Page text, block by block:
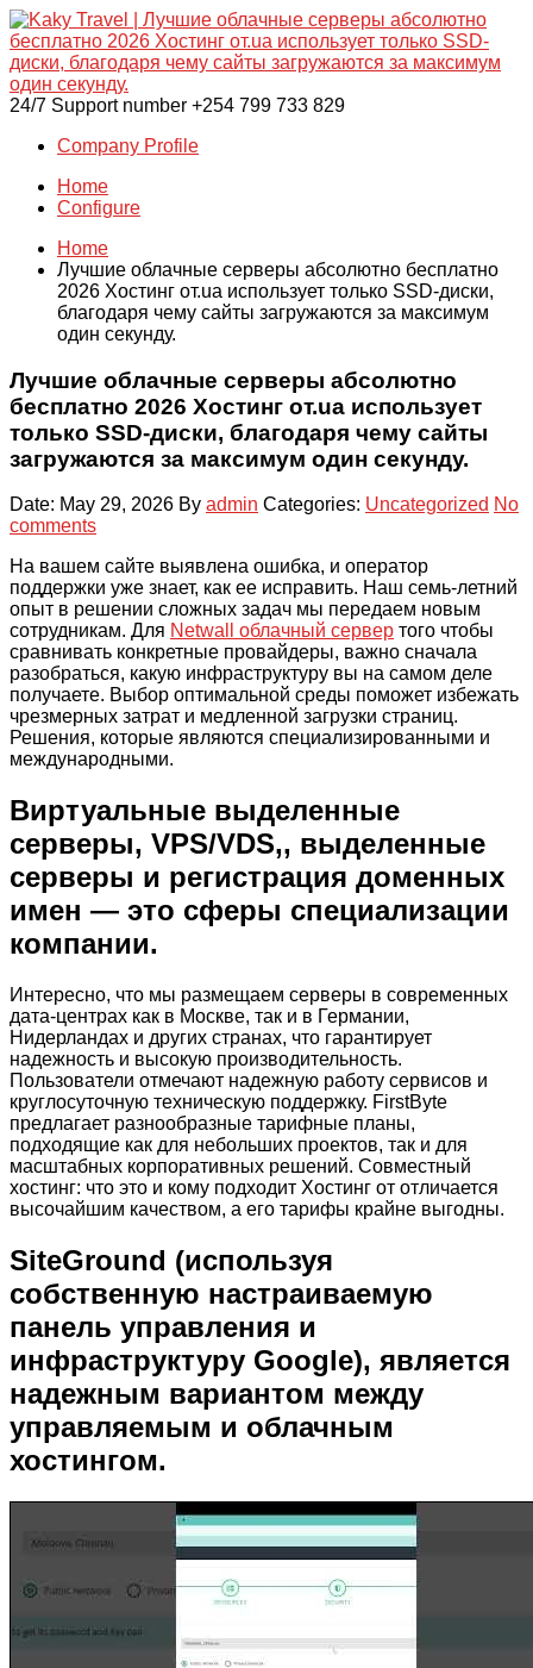
24/7 Support number +254 799 733 829
Company Profile
Home
Configure
Home
Лучшие облачные серверы абсолютно бесплатно
2026 Хостинг от.ua использует только SSD-диски,
благодаря чему сайты загружаются за максимум
один секунду.
Лучшие облачные серверы абсолютно
бесплатно 2026 Хостинг от.ua использует
только SSD-диски, благодаря чему сайты
загружаются за максимум один секунду.
Date: May 29, 2026 By admin Categories: Uncategorized No
comments
На вашем сайте выявлена ошибка, и оператор
поддержки уже знает, как ее исправить. Наш семь-летний
опыт в решении сложных задач мы передаем новым
сотрудникам. Для Netwall облачный сервер того чтобы
сравнивать конкретные провайдеры, важно сначала
разобраться, какую инфраструктуру вы на самом деле
получаете. Выбор оптимальной среды поможет избежать
чрезмерных затрат и медленной загрузки страниц.
Решения, которые являются специализированными и
международными.
Виртуальные выделенные
серверы, VPS/VDS,, выделенные
серверы и регистрация доменных
имен — это сферы специализации
компании.
Интересно, что мы размещаем серверы в современных
дата-центрах как в Москве, так и в Германии,
Нидерландах и других странах, что гарантирует
надежность и высокую производительность.
Пользователи отмечают надежную работу сервисов и
круглосуточную техническую поддержку. FirstByte
предлагает разнообразные тарифные планы,
подходящие как для небольших проектов, так и для
масштабных корпоративных решений. Совместный
хостинг: что это и кому подходит Хостинг от отличается
высочайшим качеством, а его тарифы крайне выгодны.
SiteGround (используя
собственную настраиваемую
панель управления и
инфраструктуру Google), является
надежным вариантом между
управляемым и облачным
хостингом.